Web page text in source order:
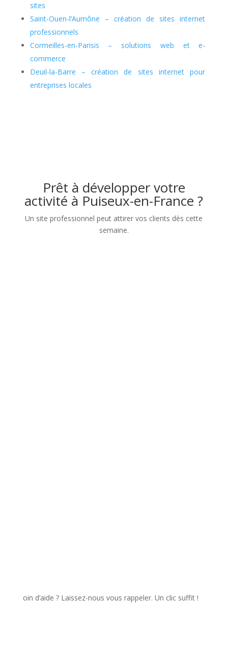
sites
Saint-Ouen-l’Aumône – création de sites internet
professionnels
Cormeilles-en-Parisis – solutions web et e-
commerce
Deuil-la-Barre – création de sites internet pour
entreprises locales
Prêt à développer votre
activité à Puiseux-en-France ?
Un site professionnel peut attirer vos clients dès cette
semaine.
d’aide ? Laissez-nous vous rappeler. Un clic suffit !